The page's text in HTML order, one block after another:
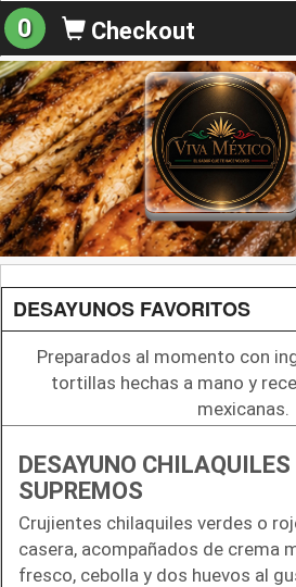
0 Checkout
DESAYUNOS FAVORITOS
Preparados al momento con
tortillas hechas a mano y
mexicanas.
DESAYUNO CHILAQUILES
SUPREMOS
Crujientes chilaquiles verdes o
casera, acompañados de crema
fresco, cebolla y dos huevos al